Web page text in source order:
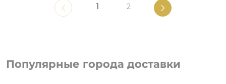
1 2
Популярные города доставки